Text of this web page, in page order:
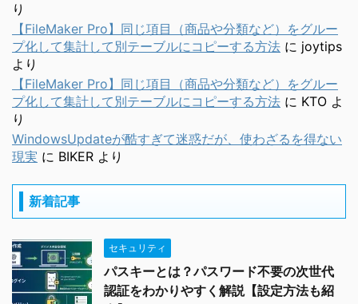
り
【FileMaker Pro】同じ項目（商品や分類など）をグルー
プ化して集計して別テーブルにコピーする方法 に joytips
より
【FileMaker Pro】同じ項目（商品や分類など）をグルー
プ化して集計して別テーブルにコピーする方法 に KTO よ
り
WindowsUpdateが酷すぎて迷惑だが、使わざるを得ない
現実 に BIKER より
新着記事
セキュリティ
パスキーとは？パスワード不要の次世代
認証をわかりやすく解説【設定方法も紹